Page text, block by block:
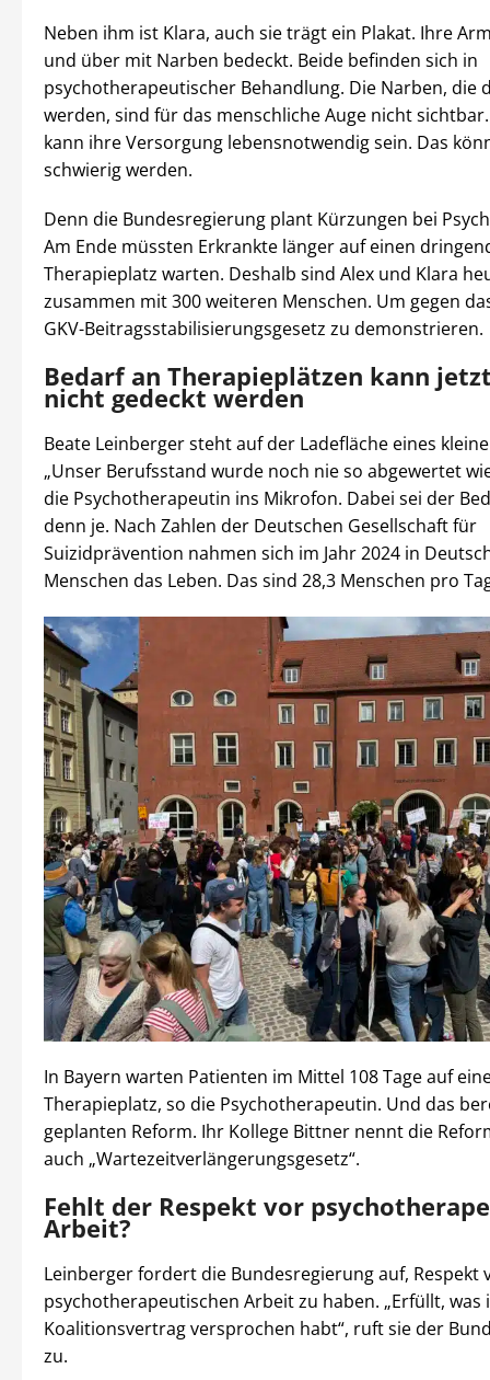
Neben ihm ist Klara, auch sie trägt ein Plakat. Ihre
und über mit Narben bedeckt. Beide befinden sich in
psychotherapeutischer Behandlung. Die Narben, die
werden, sind für das menschliche Auge nicht
kann ihre Versorgung lebensnotwendig sein. Das
schwierig werden.
Denn die Bundesregierung plant Kürzungen bei
Am Ende müssten Erkrankte länger auf einen
Therapieplatz warten. Deshalb sind Alex und Klara
zusammen mit 300 weiteren Menschen. Um gegen
GKV-Beitragsstabilisierungsgesetz zu demonstrieren.
Bedarf an Therapieplätzen kann
nicht gedeckt werden
Beate Leinberger steht auf der Ladefläche eines
„Unser Berufsstand wurde noch nie so abgewertet
die Psychotherapeutin ins Mikrofon. Dabei sei der
denn je. Nach Zahlen der Deutschen Gesellschaft für
Suizidprävention nahmen sich im Jahr 2024 in
Menschen das Leben. Das sind 28,3 Menschen pro
In Bayern warten Patienten im Mittel 108 Tage auf
Therapieplatz, so die Psychotherapeutin. Und das
geplanten Reform. Ihr Kollege Bittner nennt die
auch „Wartezeitverlängerungsgesetz“.
Fehlt der Respekt vor
Arbeit?
Leinberger fordert die Bundesregierung auf, Respekt
psychotherapeutischen Arbeit zu haben. „Erfüllt, was
Koalitionsvertrag versprochen habt“, ruft sie der
zu.